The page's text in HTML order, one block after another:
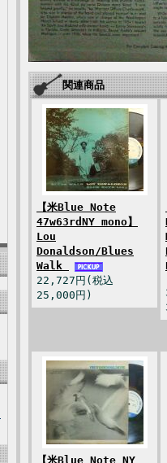
関連商品
【米Blue Note
47w63rdNY mono】
Lou
Donaldson/Blues
Walk
22,727円(税込
25,000円)
【米Blue Note NY